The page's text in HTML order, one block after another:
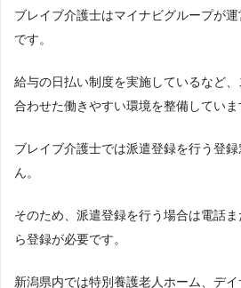
ブレイブ介護士はマイナビグループが
です。
給与の日払い制度を実施しているなど
合わせた働きやすい環境を整備していま
ブレイブ介護士では派遣登録を行う登
ん。
そのため、派遣登録を行う場合は電話
ら登録が必要です。
新潟県内では特別養護老人ホーム、デ